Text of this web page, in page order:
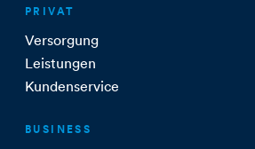
PRIVAT
Versorgung
Leistungen
Kundenservice
BUSINESS